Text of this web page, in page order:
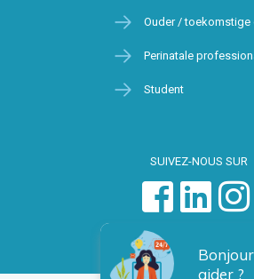
Ouder / toekomstige
Perinatale
Student
SUIVEZ-NOUS SUR
aider ?